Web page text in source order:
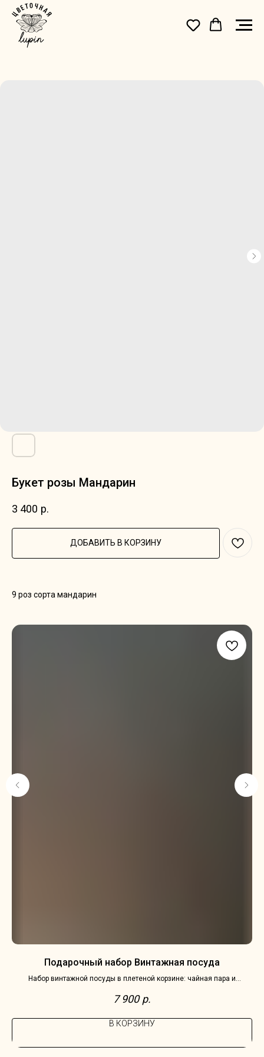
Букет розы Мандарин
3 400 р.
ДОБАВИТЬ В КОРЗИНУ
9 роз сорта мандарин
Подарочный набор Винтажная посуда
Набор винтажной посуды в плетеной корзине: чайная пара и
7 900 р.
В КОРЗИНУ